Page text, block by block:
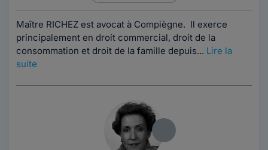
Maître RICHEZ est avocat à Compiègne. Il exerce
principalement en droit commercial, droit de la
consommation et droit de la famille depuis... Lire la
suite